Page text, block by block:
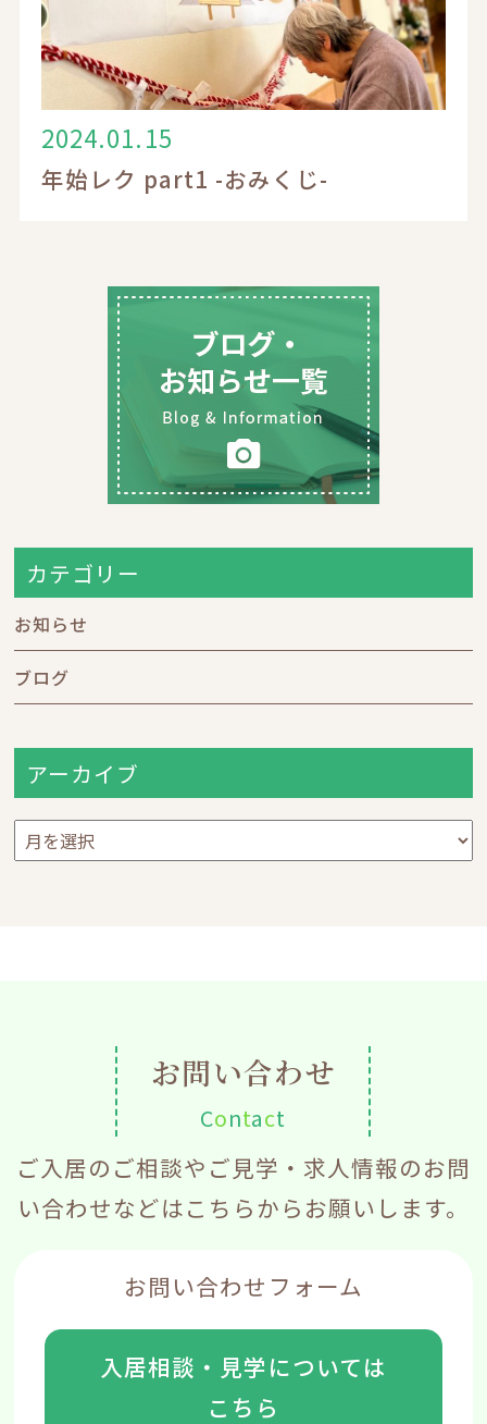
2024.01.15
年始レク part1 -おみくじ-
カテゴリー
お知らせ
ブログ
アーカイブ
ア
ー
お問い合わせ
Contact
ご入居のご相談やご見学・求人情報のお問
い合わせなどはこちらからお願いします。
お問い合わせフォーム
入居相談・見学については
こちら